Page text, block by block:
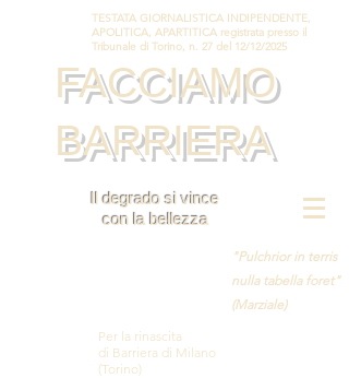
TESTATA GIORNALISTICA INDIPENDENTE,
APOLITICA, APARTITICA registrata presso il
Tribunale di Torino, n. 27 del 12/12/2025
FACCIAMO
BARRIERA
Il degrado si vince
con la bellezza
"Pulchrior in terris
nulla tabella foret"
(Marziale)
Per la rinascita
di Barriera di Milano
(Torino)